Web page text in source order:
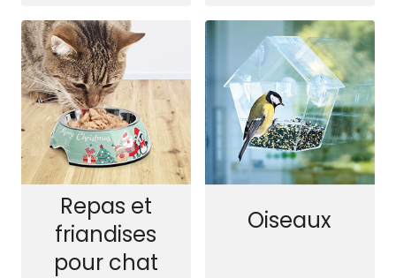
Repas et
friandises
pour chat
Oiseaux